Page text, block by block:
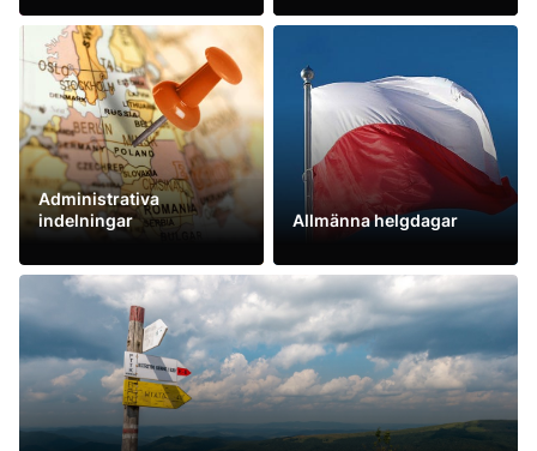
Se mer Se mer
Administrativa
indelningar
Se mer
Allmänna helgdagar
Se mer